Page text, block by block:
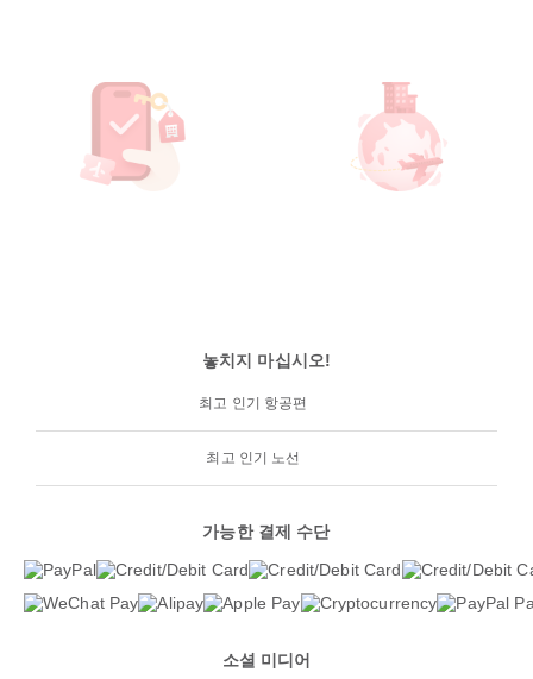
놓치지 마십시오!
최고 인기 항공편
최고 인기 노선
가능한 결제 수단
소셜 미디어